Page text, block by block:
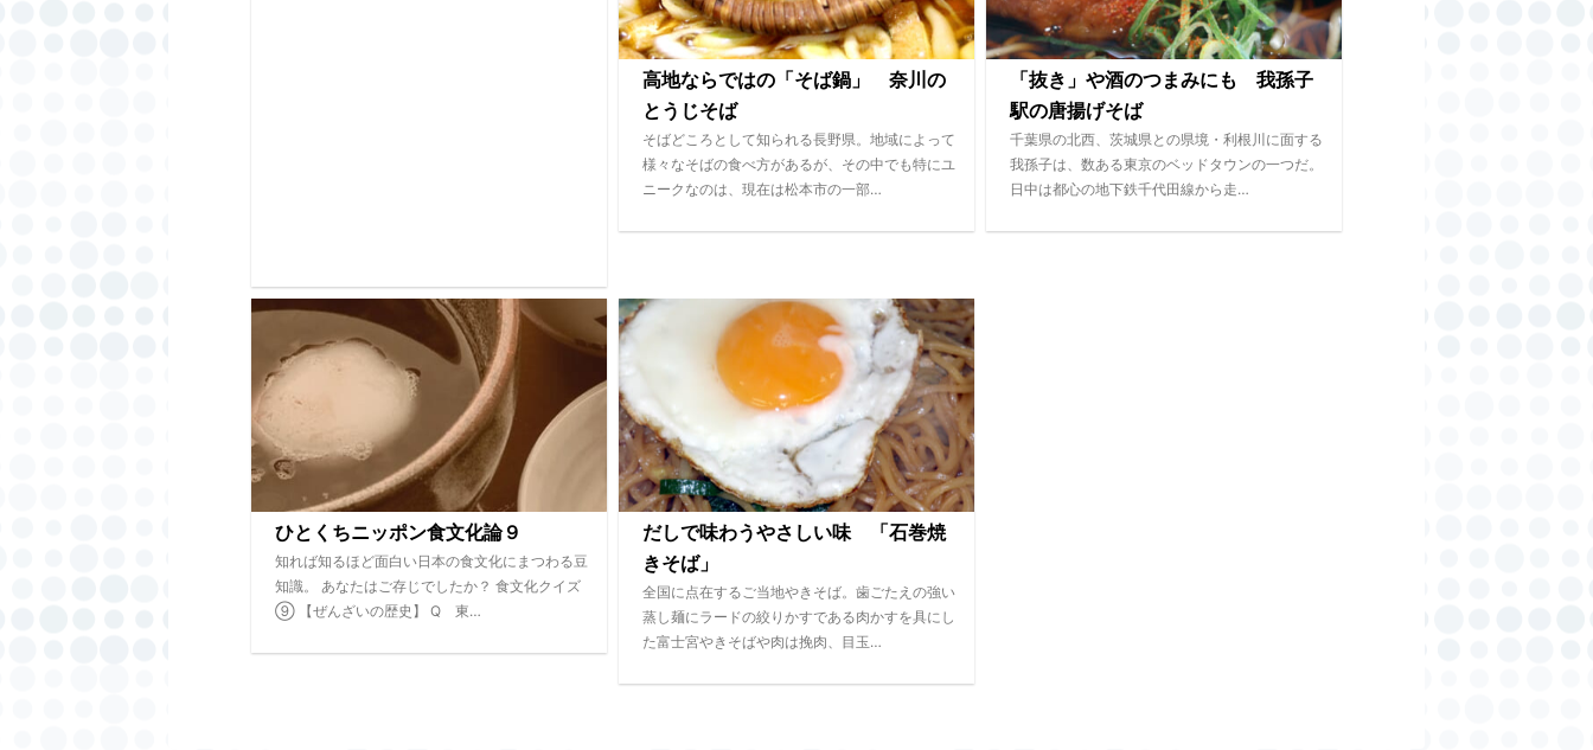
高地ならではの「そば鍋」 奈川の
とうじそば
そばどころとして知られる長野県。地域によって
様々なそばの食べ方があるが、その中でも特にユ
ニークなのは、現在は松本市の一部…
「抜き」や酒のつまみにも 我孫子
駅の唐揚げそば
千葉県の北西、茨城県との県境・利根川に面する
我孫子は、数ある東京のベッドタウンの一つだ。
日中は都心の地下鉄千代田線から走…
ひとくちニッポン食文化論９
知れば知るほど面白い日本の食文化にまつわる豆
知識。 あなたはご存じでしたか？ 食文化クイズ
⑨ 【ぜんざいの歴史】 Q 東…
だしで味わうやさしい味 「石巻焼
きそば」
全国に点在するご当地やきそば。歯ごたえの強い
蒸し麺にラードの絞りかすである肉かすを具にし
た富士宮やきそばや肉は挽肉、目玉…